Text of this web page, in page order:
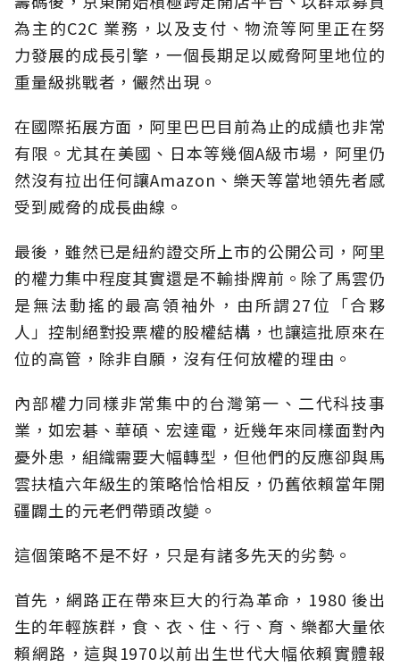
為主的C2C 業務，以及支付、物流等阿里正在努
力發展的成長引擎，一個長期足以威脅阿里地位的
重量級挑戰者，儼然出現。
在國際拓展方面，阿里巴巴目前為止的成績也非常
有限。尤其在美國、日本等幾個A級市場，阿里仍
然沒有拉出任何讓Amazon、樂天等當地領先者感
受到威脅的成長曲線。
最後，雖然已是紐約證交所上市的公開公司，阿里
的權力集中程度其實還是不輸掛牌前。除了馬雲仍
是無法動搖的最高領袖外，由所謂27位「合夥
人」控制絕對投票權的股權結構，也讓這批原來在
位的高管，除非自願，沒有任何放權的理由。
內部權力同樣非常集中的台灣第一、二代科技事
業，如宏碁、華碩、宏達電，近幾年來同樣面對內
憂外患，組織需要大幅轉型，但他們的反應卻與馬
雲扶植六年級生的策略恰恰相反，仍舊依賴當年開
疆闢土的元老們帶頭改變。
這個策略不是不好，只是有諸多先天的劣勢。
首先，網路正在帶來巨大的行為革命，1980 後出
生的年輕族群，食、衣、住、行、育、樂都大量依
賴網路，這與1970以前出生世代大幅依賴實體報